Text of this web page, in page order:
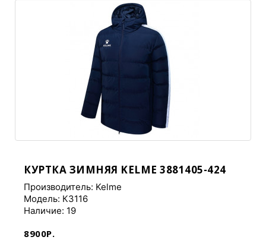
КУРТКА ЗИМНЯЯ KELME 3881405-424
Производитель: Kelme
Модель: К3116
Наличие: 19
8900Р.